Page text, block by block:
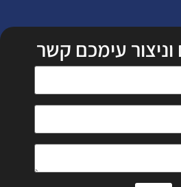
עימכם קשר